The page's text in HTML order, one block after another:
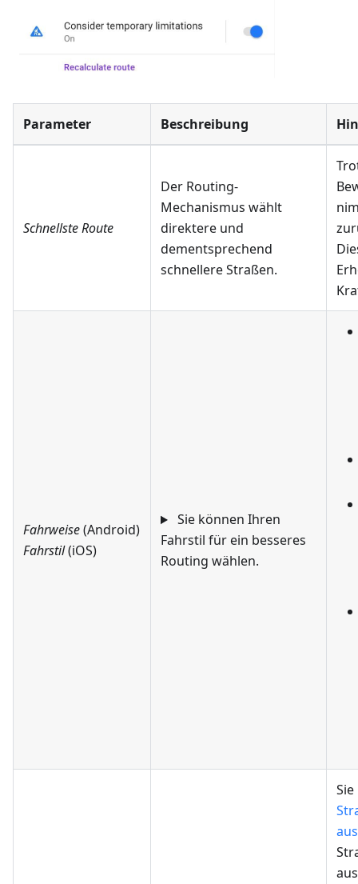
Parameter Beschreibung
Schnellste Route
Der Routing-
Mechanismus wählt
direktere und
dementsprechend
schnellere Straßen.
Fahrweise(Android)
Fahrstil(iOS)
Sie können Ihren
Fahrstil für ein besseres
Routing wählen.